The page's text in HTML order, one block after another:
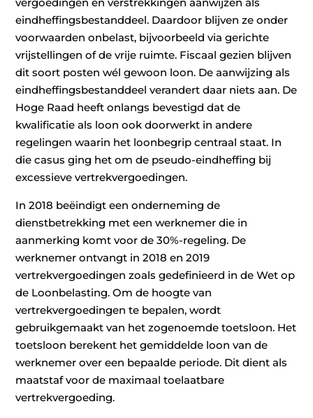
vergoedingen en verstrekkingen aanwijzen als
eindheffingsbestanddeel. Daardoor blijven ze onder
voorwaarden onbelast, bijvoorbeeld via gerichte
vrijstellingen of de vrije ruimte. Fiscaal gezien blijven
dit soort posten wél gewoon loon. De aanwijzing als
eindheffingsbestanddeel verandert daar niets aan. De
Hoge Raad heeft onlangs bevestigd dat de
kwalificatie als loon ook doorwerkt in andere
regelingen waarin het loonbegrip centraal staat. In
die casus ging het om de pseudo-eindheffing bij
excessieve vertrekvergoedingen.
In 2018 beëindigt een onderneming de
dienstbetrekking met een werknemer die in
aanmerking komt voor de 30%-regeling. De
werknemer ontvangt in 2018 en 2019
vertrekvergoedingen zoals gedefinieerd in de Wet op
de Loonbelasting. Om de hoogte van
vertrekvergoedingen te bepalen, wordt
gebruikgemaakt van het zogenoemde toetsloon. Het
toetsloon berekent het gemiddelde loon van de
werknemer over een bepaalde periode. Dit dient als
maatstaf voor de maximaal toelaatbare
vertrekvergoeding.